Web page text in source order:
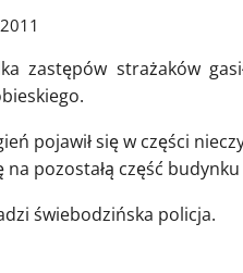
zastępów strażaków
pojawił się w części
na pozostałą część
świebodzińska policja.